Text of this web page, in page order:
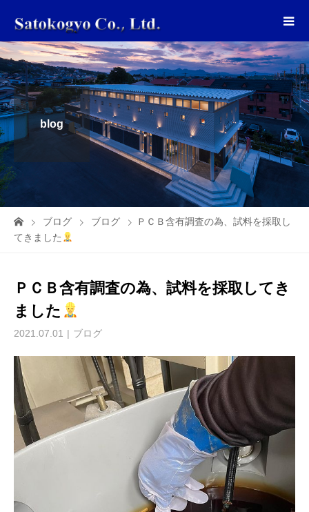
blog
ブログ ブログ
ＰＣＢ含有調査の為、試料を採取し
てきました
ＰＣＢ含有調査の為、試料を採取してき
ました
2021.07.01 ブログ